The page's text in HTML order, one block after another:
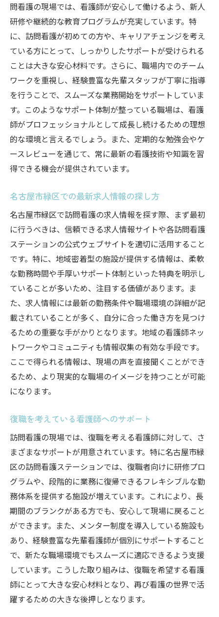
問看護の現場では、看護師が安心して働けるよう、新人
研修や継続的な教育プログラムが充実しています。特
に、訪問看護が初めての方や、キャリアチェンジを考え
ている方にとって、しっかりしたサポートが受けられる
ことは大きな安心材料です。さらに、職場内でのチーム
ワークを重視し、経験豊富な先輩スタッフが丁寧に指導
を行うことで、スムーズな業務開始をサポートしていま
す。このようなサポート体制が整っている職場は、看護
師がプロフェッショナルとして成長し続けるための理想
的な環境と言えるでしょう。また、定期的な勉強会やケ
ースレビューを通じて、常に最新の看護技術や知識を習
得できる機会が提供されています。
名古屋市緑区での最新求人情報の探し方
名古屋市緑区で訪問看護の求人情報を探す際、まず最初
に行うべきは、信頼できる求人情報サイトや各訪問看護
ステーションの公式ウェブサイトを適切に活用すること
です。特に、地域密着型の施設が提供する情報は、柔軟
な勤務時間や手厚いサポート体制といった特典を明示し
ていることが多いため、注目する価値があります。ま
た、求人情報には最新の勤務条件や職場環境の詳細が記
載されていることが多く、自分に合った働き方を見つけ
るための重要な手がかりとなります。地域の看護師ネッ
トワークやコミュニティも情報収集の有効な手段です。
ここで得られる情報は、現場の声を直接聞くことができ
るため、より現実的な職場のイメージを持つことが可能
になります。
復職を考えている看護師へのサポート
訪問看護の現場では、復職を考える看護師に対して、さ
まざまなサポートが用意されています。特に名古屋市緑
区の訪問看護ステーションでは、復職者向けに研修プロ
グラムや、段階的に業務に復帰できるフレキシブルな勤
務体系を提供する施設が増えています。これにより、長
期間のブランクがある方でも、安心して現場に戻ること
ができます。また、メンター制度を導入している施設も
あり、経験豊富な先輩看護師が個別にサポートすること
で、新たな職場環境でもスムーズに適応できるよう支援
しています。こうした取り組みは、復職を希望する看護
師にとって大きな安心材料となり、再び看護の世界で活
躍するための大きな後押しとなります。